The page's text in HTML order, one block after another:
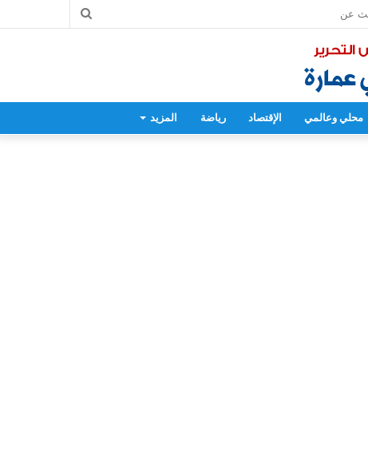
بحث
محلي وعالمي الإقتصاد رياضة المزيد